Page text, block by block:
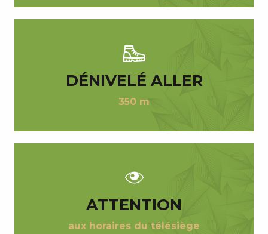
DÉNIVELÉ ALLER
350 m
ATTENTION
aux horaires du télésiège